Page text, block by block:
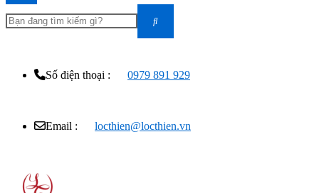
Số điện thoại : 0979 891 929
Email : locthien@locthien.vn